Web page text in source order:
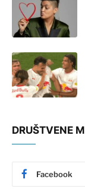
DRUŠTVENE
Facebook